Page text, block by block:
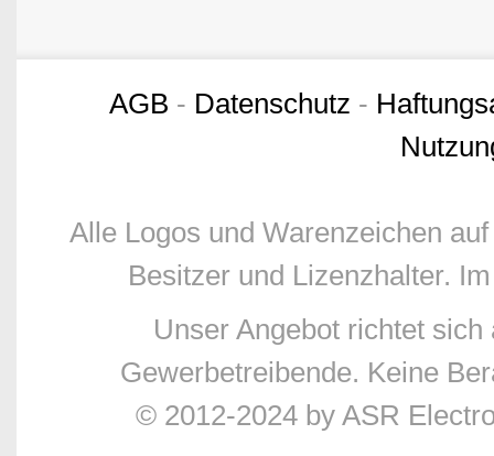
AGB - Datenschutz -
Alle Logos und Warenzeichen
Besitzer und Lizenzhalter.
Unser Angebot richtet
Gewerbetreibende. Keine
© 2012-2024 by ASR